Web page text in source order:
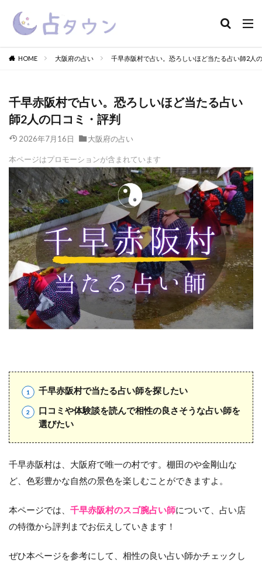
HOME 大阪府の占い 千早赤阪村で占い。恐ろしいほど当たる占い師2人
千早赤阪村で占い。恐ろしいほど当たる占い
師2人の口コミ・評判
2026年7月16日 大阪府の占い
本ページはプロモーションが含まれています
千早赤阪村で当たる占い師を探したい
口コミや体験談を読んで相性の良さそうな占い師を
選びたい
千早赤阪村は、大阪府で唯一の村です。棚田のや金剛山な
ど、色彩豊かな自然の景色を楽しむことができますよ。
本ページでは、 千早赤阪村のスゴ腕占い師について、占い店
の特徴から評判までお伝えしていきます！
ぜひ本ページを参考にして、相性の良い占い師かチェックし